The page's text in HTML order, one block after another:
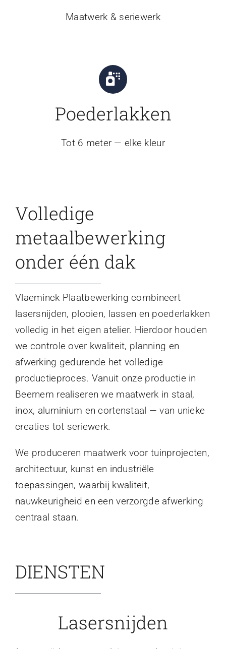
Maatwerk & seriewerk
Poederlakken
Tot 6 meter — elke kleur
Volledige
metaalbewerking
onder één dak
Vlaeminck Plaatbewerking combineert
lasersnijden, plooien, lassen en poederlakken
volledig in het eigen atelier. Hierdoor houden
we controle over kwaliteit, planning en
afwerking gedurende het volledige
productieproces. Vanuit onze productie in
Beernem realiseren we maatwerk in staal,
inox, aluminium en cortenstaal — van unieke
creaties tot seriewerk.
We produceren maatwerk voor tuinprojecten,
architectuur, kunst en industriële
toepassingen, waarbij kwaliteit,
nauwkeurigheid en een verzorgde afwerking
centraal staan.
DIENSTEN
Lasersnijden